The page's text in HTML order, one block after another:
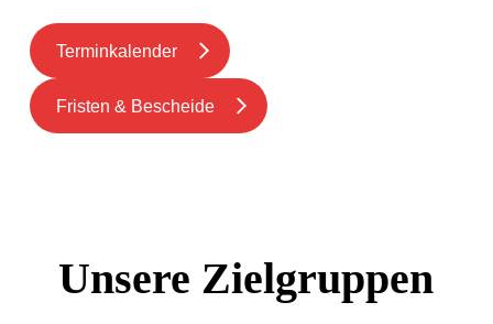
Terminkalender
Fristen & Bescheide
Unsere Zielgruppen